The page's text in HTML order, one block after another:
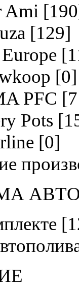
Ami
[129]
[0]
PFC
Pots
[0]